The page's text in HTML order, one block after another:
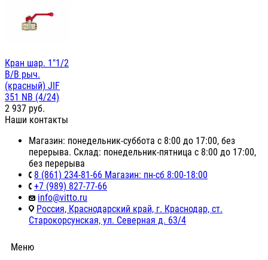
Кран шар. 1"1/2
В/В рыч.
(красный) JIF
351 NB (4/24)
2 937 руб.
Наши контакты
Магазин: понедельник-суббота с 8:00 до 17:00, без
перерыва. Склад: понедельник-пятница с 8:00 до 17:00,
без перерыва
8 (861) 234-81-66 Магазин: пн-сб 8:00-18:00
+7 (989) 827-77-66
info@vitto.ru
Россия, Краснодарский край, г. Краснодар, ст.
Старокорсунская, ул. Северная д. 63/4
Меню